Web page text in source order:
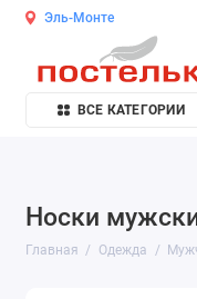
Эль-Монте
ВСЕ КАТЕГОРИИ
Носки
Главная Одежда